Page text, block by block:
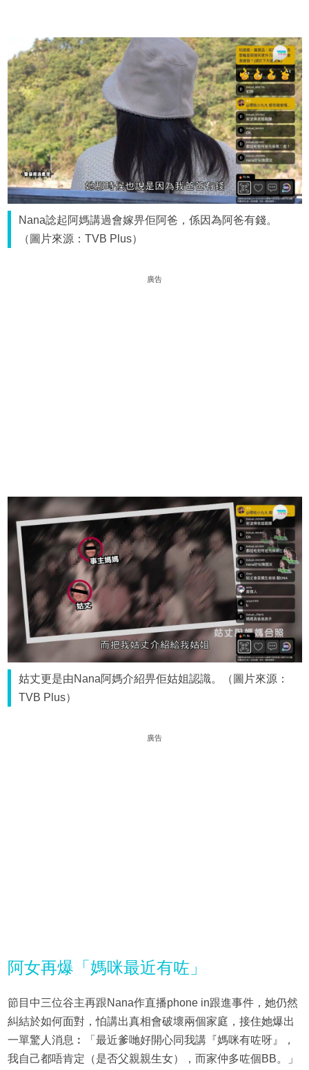
Nana諗起阿媽講過會嫁畀佢阿爸，係因為阿爸有錢。
（圖片來源：TVB Plus）
廣告
姑丈更是由Nana阿媽介紹畀佢姑姐認識。（圖片來源：
TVB Plus）
廣告
阿女再爆「媽咪最近有咗」
節目中三位谷主再跟Nana作直播phone in跟進事件，她仍然
糾結於如何面對，怕講出真相會破壞兩個家庭，接住她爆出
一單驚人消息︰「最近爹哋好開心同我講『媽咪有咗呀』，
我自己都唔肯定（是否父親親生女），而家仲多咗個BB。」